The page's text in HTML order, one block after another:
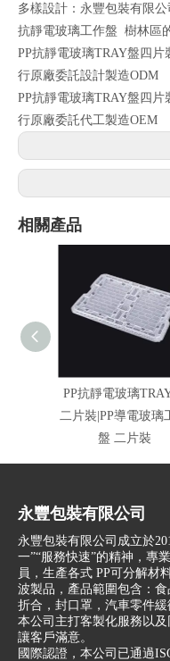
多樣設計：永豐包裝有限
抗靜電玻璃工作盤 樹林區
PP抗靜電玻璃TRAY盤四
行原廠委託設計製造ODM
PP抗靜電玻璃TRAY盤四
行原廠委託代工製造OEM
相關產品
PP抗靜電玻璃
二片裝|PP導電玻璃
盤 二片裝
永豐包裝有限公司
永豐包裝有限公司成立於
一”“服務快速”的精神，專
員，生產各式 PP可分解材
波製品，產品範圍包含：
折合，封口罩，汽車零件緩
本公司主打客製化服務以
讓客戶滿意。
國際認證，本公司已通過